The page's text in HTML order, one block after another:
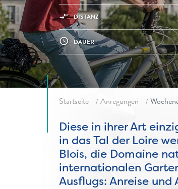
compare_arrows DISTANZ
access_time DAUER
Fil d'ariane
Startseite Anregungen
Diese in ihrer Art
in das Tal der Loire
Blois, die Domaine
internationalen
Ausflugs: Anreise